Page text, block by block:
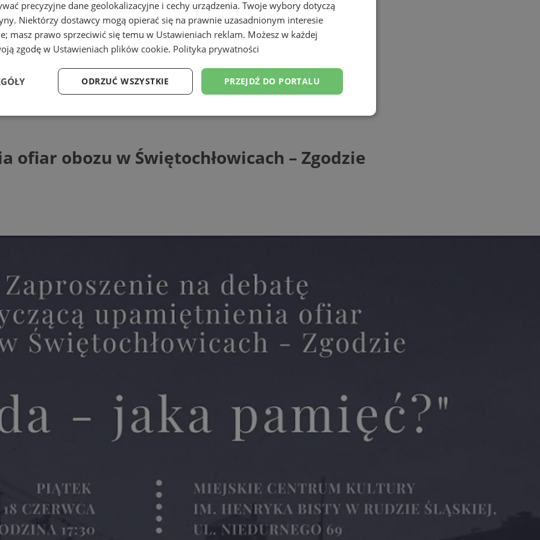
obozu w Świętochłowicach - Zgodzie
obozu w Świętochłowicach – Zgodzie
precyzyjne dane geolokalizacyjne i cechy urządzenia. Twoje wybory dotyczą
Niektórzy dostawcy mogą opierać się na prawnie uzasadnionym interesie
masz prawo sprzeciwić się temu w Ustawieniach reklam. Możesz w każdej
zgodę w Ustawieniach plików cookie. Polityka prywatności
PRZEJDŹ DO PORTALU
ODRZUĆ WSZYSTKIE
Wydajność Targetowanie Funkcjonalność Niesklasyfikowane
niezbędnych plików cookie nie można prawidłowo korzystać ze strony internetowej.
rudaslaska.com.pl 1 rok
Ten plik cookie przechowuje identyfikator sesji.
rudaslaska.com.pl 1 rok
Ten plik cookie przechowuje identyfikator sesji.
rudaslaska.com.pl 1 rok
Ten plik cookie przechowuje identyfikator sesji.
.tiktok.com 1 tydzień 3 dni
Ten plik cookie jest używany do celów
uwierzytelniania i bezpieczeństwa, zapewniając, że
użytkownicy pozostają zalogowani, a ich dane są
korzystania z jej witryny internetowej.
Cloudflare Inc.
.twitter.com
29 minut 59
sekund
Ten plik cookie służy do rozróżniania ludzi i botów.
Jest to korzystne dla strony internetowej, ponieważ
umożliwia tworzenie ważnych raportów na temat
interakcji z witryną. Rejestruje dane dotyczące
zgody odwiedzającego na różne polityki i
ustawienia prywatności, zapewniając, że ich
preferencje zostaną uhonorowane w przyszłych
CookieScript
Ten plik cookie jest używany przez usługę Cookie-